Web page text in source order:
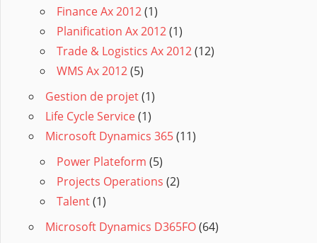
Finance Ax 2012(1)
Planification Ax 2012(1)
Trade & Logistics Ax 2012(12)
WMS Ax 2012(5)
Gestion de projet(1)
Life Cycle Service(1)
Microsoft Dynamics 365(11)
Power Plateform (5)
Projects Operations (2)
Talent(1)
Microsoft Dynamics D365FO(64)